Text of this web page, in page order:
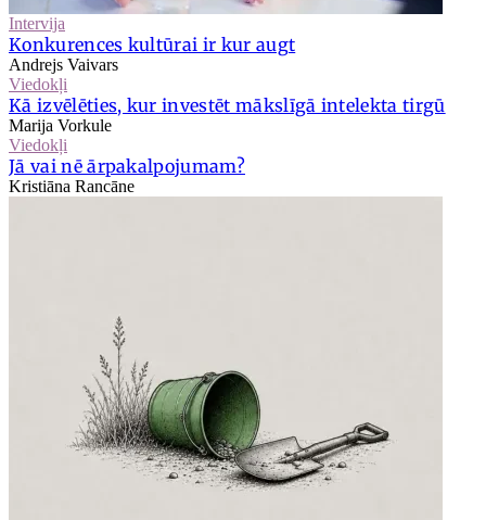
Intervija
Konkurences kultūrai ir kur augt
Andrejs Vaivars
Viedokļi
Kā izvēlēties, kur investēt mākslīgā intelekta tirgū
Marija Vorkule
Viedokļi
Jā vai nē ārpakalpojumam?
Kristiāna Rancāne